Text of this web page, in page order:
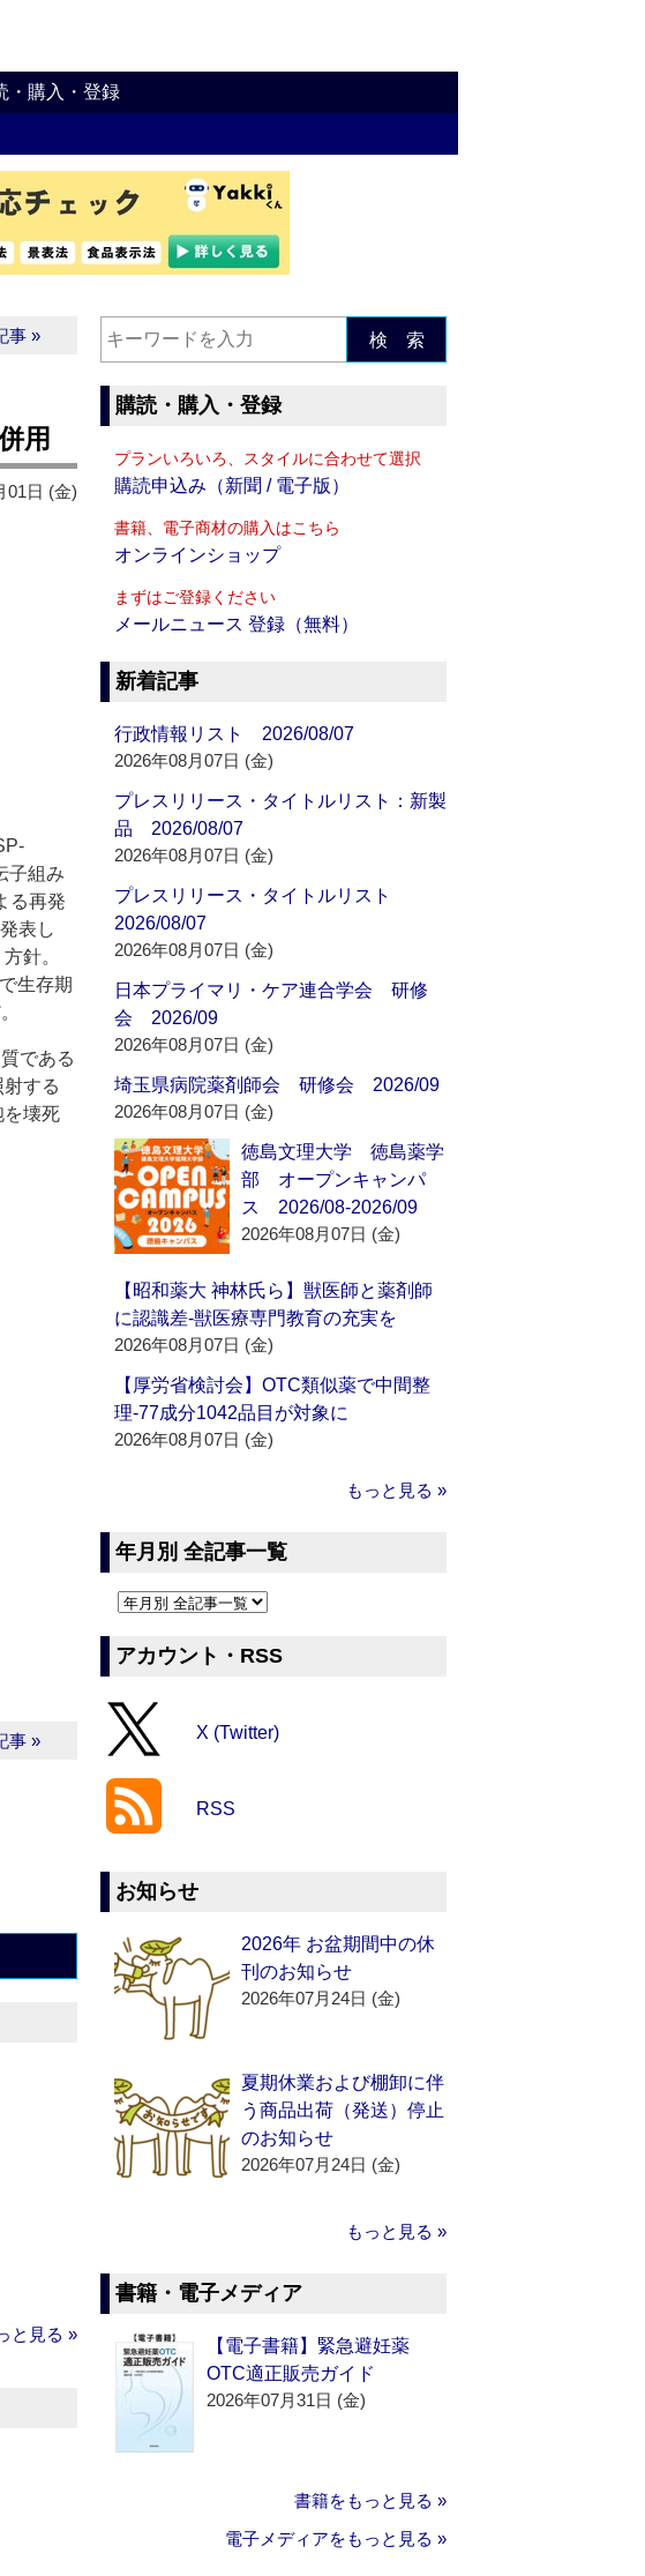
・購入・登録
事 »
用
01日 (金)
子組み
る再発
表し
針。
生存期
である
する
を壊死
事 »
と見る »
検 索
購読・購入・登録
プランいろいろ、スタイルに合わせて選択
購読申込み（新聞 / 電子版）
書籍、電子商材の購入はこちら
オンラインショップ
まずはご登録ください
メールニュース 登録（無料）
新着記事
行政情報リスト 2026/08/07
2026年08月07日 (金)
プレスリリース・タイトルリスト：新製
品 2026/08/07
2026年08月07日 (金)
プレスリリース・タイトルリスト
2026/08/07
2026年08月07日 (金)
日本プライマリ・ケア連合学会 研修
会 2026/09
2026年08月07日 (金)
埼玉県病院薬剤師会 研修会 2026/09
2026年08月07日 (金)
徳島文理大学 徳島薬学
部 オープンキャンパ
ス 2026/08-2026/09
2026年08月07日 (金)
【昭和薬大 神林氏ら】獣医師と薬剤師
に認識差‐獣医療専門教育の充実を
2026年08月07日 (金)
【厚労省検討会】OTC類似薬で中間整
理‐77成分1042品目が対象に
2026年08月07日 (金)
もっと見る »
年月別 全記事一覧
アカウント・RSS
X (Twitter)
RSS
お知らせ
2026年 お盆期間中の休
刊のお知らせ
2026年07月24日 (金)
夏期休業および棚卸に伴
う商品出荷（発送）停止
のお知らせ
2026年07月24日 (金)
もっと見る »
書籍・電子メディア
【電子書籍】緊急避妊薬
OTC適正販売ガイド
2026年07月31日 (金)
書籍をもっと見る »
電子メディアをもっと見る »